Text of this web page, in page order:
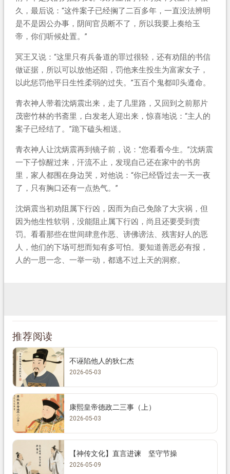
久，最后说：“这件案子已经搁了二百多年，一直没法辨明
是不是因公办事，阴间官员断不了，所以我要上奏给玉
帝，你们听候处置。”
冥王又说：“这里只有兵备道的罪过很轻，还有劝阻的书信
做证据，所以可以放他还阳，罚他来生投生为富家女子，
以此惩罚他平日生性柔弱的过失。”五百个鬼都叩头遵命。
青衣神人带着沈炳震出来，走了几里路，又回到之前那片
茂密竹林的书斋里，白发老人迎出来，惊喜地说：“主人的
案子已经结了。”跪下磕头相送。
青衣神人让沈炳震再到镜子前，说：“您看看今生。”沈炳震
一下子惊醒过来，汗流不止，发现自己还在家中的书房
里，家人都围在身边哭，对他说：“你已经昏过去一天一夜
了，只有胸口还有一点热气。”
沈炳震当初劝阻属下行凶，因而为自己免除了大灾祸，但
因为他生性软弱，没能阻止属下行凶，尚且还要受到责
罚。看看那些在世间肆意作恶、谤佛谤法、残害好人的恶
人，他们的下场可想而知有多可怕。要知道善恶必有报，
人的一思一念、一举一动，都逃不过上天的洞察。
推荐阅读
不诬陷他人的狄仁杰
2026-05-03
康熙皇帝德政二三事（上）
2026-05-03
【神传文化】直言进谏 坚守节操
2026-05-09